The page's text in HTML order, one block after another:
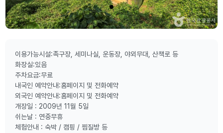
이용가능시설:족구장, 세미나실, 운동장, 야외무대, 산책로 등
화장실:있음
주차요금:무료
내국인 예약안내:홈페이지 및 전화예약
외국인 예약안내:홈페이지 및 전화예약
개장일 : 2009년 11월 5일
쉬는날 : 연중무휴
체험안내 : 숙박 / 캠핑 / 찜질방 등